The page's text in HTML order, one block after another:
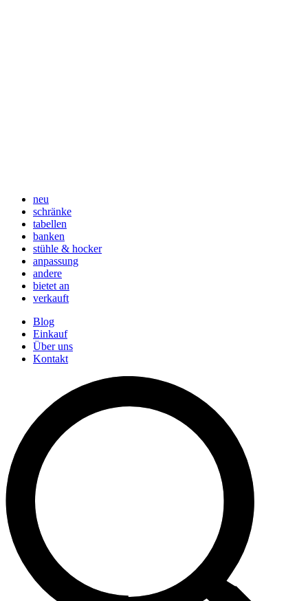
neu
schränke
tabellen
banken
stühle & hocker
anpassung
andere
bietet an
verkauft
Blog
Einkauf
Über uns
Kontakt